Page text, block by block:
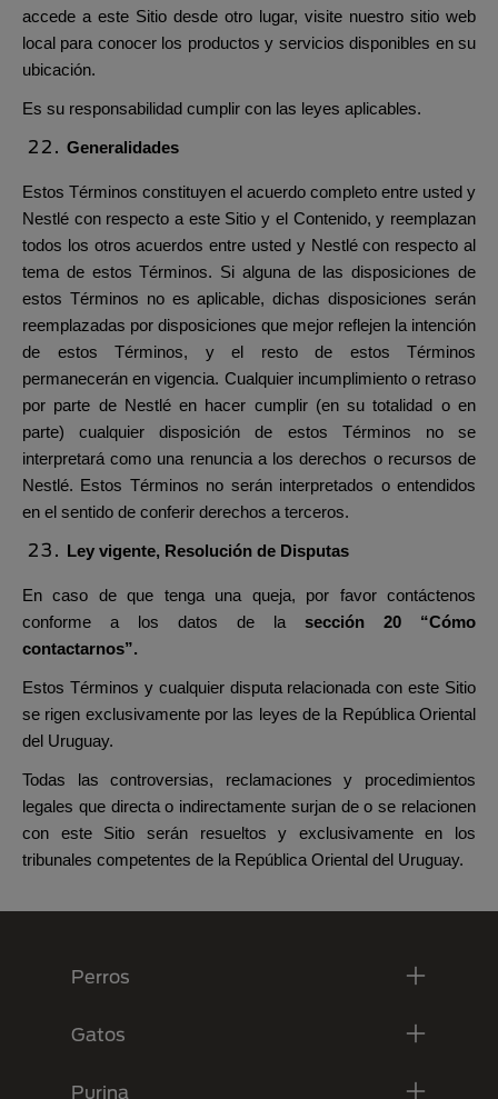
accede a este Sitio desde otro lugar, visite nuestro sitio web
local para conocer los productos y servicios disponibles en su
ubicación.
Es su responsabilidad cumplir con las leyes aplicables.
Generalidades
Estos Términos constituyen el acuerdo completo entre usted y
Nestlé con respecto a este Sitio y el Contenido, y reemplazan
todos los otros acuerdos entre usted y Nestlé con respecto al
tema de estos Términos. Si alguna de las disposiciones de
estos Términos no es aplicable, dichas disposiciones serán
reemplazadas por disposiciones que mejor reflejen la intención
de estos Términos, y el resto de estos Términos
permanecerán en vigencia. Cualquier incumplimiento o retraso
por parte de Nestlé en hacer cumplir (en su totalidad o en
parte) cualquier disposición de estos Términos no se
interpretará como una renuncia a los derechos o recursos de
Nestlé. Estos Términos no serán interpretados o entendidos
en el sentido de conferir derechos a terceros.
Ley vigente, Resolución de Disputas
En caso de que tenga una queja, por favor contáctenos
conforme a los datos de la sección 20 “Cómo
contactarnos”.
Estos Términos y cualquier disputa relacionada con este Sitio
se rigen exclusivamente por las leyes de la República Oriental
del Uruguay.
Todas las controversias, reclamaciones y procedimientos
legales que directa o indirectamente surjan de o se relacionen
con este Sitio serán resueltos y exclusivamente en los
tribunales competentes de la República Oriental del Uruguay.
Perros
Gatos
Purina